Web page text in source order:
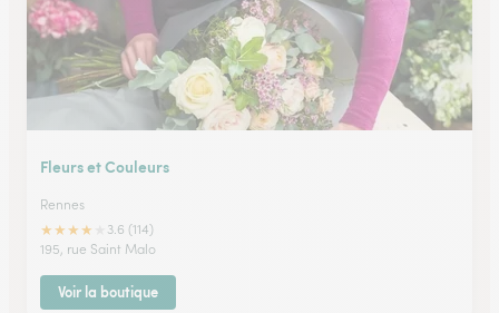
Fleurs et Couleurs
Rennes
★★★★
3.6 (114)
195, rue Saint Malo
Voir la boutique